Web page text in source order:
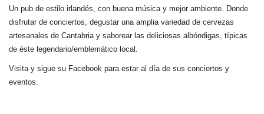
Un pub de estilo irlandés, con buena música y mejor ambiente. Donde
disfrutar de conciertos, degustar una amplia variedad de cervezas
artesanales de Cantabria y saborear las deliciosas albóndigas, típicas
de éste legendario/emblemático local.
Visita y sigue su Facebook para estar al día de sus conciertos y
eventos.